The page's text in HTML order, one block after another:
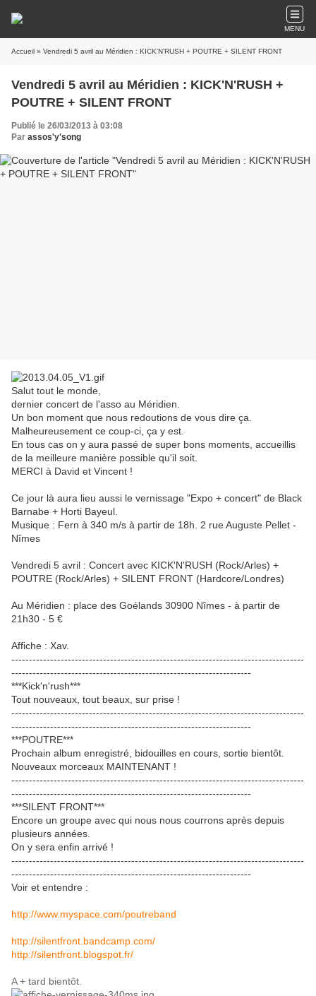
MENU
Accueil » Vendredi 5 avril au Méridien : KICK'N'RUSH + POUTRE + SILENT FRONT
Vendredi 5 avril au Méridien : KICK'N'RUSH +
POUTRE + SILENT FRONT
Publié le 26/03/2013 à 03:08
Par assos'y'song
Salut tout le monde,
dernier concert de l'asso au Méridien.
Un bon moment que nous redoutions de vous dire ça.
Malheureusement ce coup-ci, ça y est.
En tous cas on y aura passé de super bons moments, accueillis
de la meilleure manière possible qu'il soit.
MERCI à David et Vincent !
Ce jour là aura lieu aussi le vernissage "Expo + concert" de Black
Barnabe + Horti Bayeul.
Musique : Fern à 340 m/s à partir de 18h. 2 rue Auguste Pellet -
Nîmes
Vendredi 5 avril : Concert avec KICK'N'RUSH (Rock/Arles) +
POUTRE (Rock/Arles) + SILENT FRONT (Hardcore/Londres)
Au Méridien : place des Goélands 30900 Nîmes - à partir de
21h30 - 5 €
Affiche : Xav.
-----------------------------------------------------------------------------------
--------------------------------------------------------------------
***Kick'n'rush***
Tout nouveaux, tout beaux, sur prise !
-----------------------------------------------------------------------------------
--------------------------------------------------------------------
***POUTRE***
Prochain album enregistré, bidouilles en cours, sortie bientôt.
Nouveaux morceaux MAINTENANT !
-----------------------------------------------------------------------------------
--------------------------------------------------------------------
***SILENT FRONT***
Encore un groupe avec qui nous nous courrons après depuis
plusieurs années.
On y sera enfin arrivé !
-----------------------------------------------------------------------------------
--------------------------------------------------------------------
Voir et entendre :
http://www.myspace.com/poutreband
http://silentfront.bandcamp.com/
http://silentfront.blogspot.fr/
A + tard bientôt.